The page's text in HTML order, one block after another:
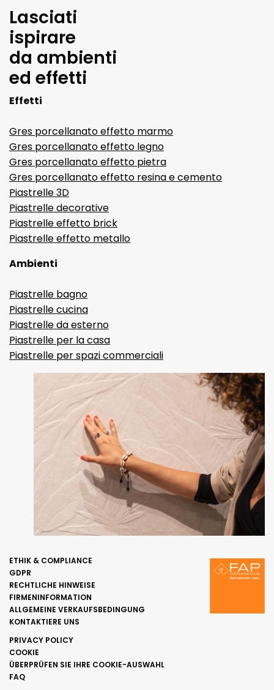
Lasciati
ispirare
da ambienti
ed effetti
Effetti
Gres porcellanato effetto marmo
Gres porcellanato effetto legno
Gres porcellanato effetto pietra
Gres porcellanato effetto resina e cemento
Piastrelle 3D
Piastrelle decorative
Piastrelle effetto brick
Piastrelle effetto metallo
Ambienti
Piastrelle bagno
Piastrelle cucina
Piastrelle da esterno
Piastrelle per la casa
Piastrelle per spazi commerciali
ETHIK & COMPLIANCE
GDPR
RECHTLICHE HINWEISE
FIRMENINFORMATION
ALLGEMEINE VERKAUFSBEDINGUNG
KONTAKTIERE UNS
PRIVACY POLICY
COOKIE
ÜBERPRÜFEN SIE IHRE COOKIE-AUSWAHL
FAQ